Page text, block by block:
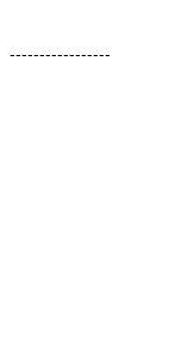
-----------------